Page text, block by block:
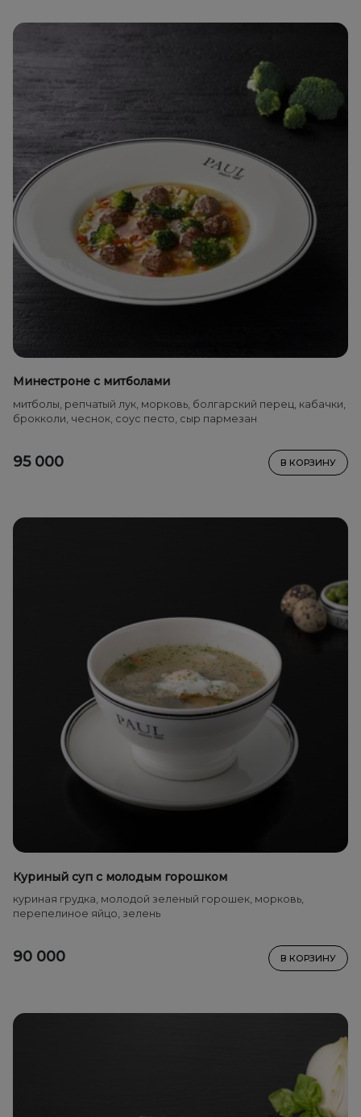
Минестроне с митболами
митболы, репчатый лук, морковь, болгарский перец, кабачки,
брокколи, чеснок, соус песто, сыр пармезан
95 000 В КОРЗИНУ
Куриный суп с молодым горошком
куриная грудка, молодой зеленый горошек, морковь,
перепелиное яйцо, зелень
90 000 В КОРЗИНУ